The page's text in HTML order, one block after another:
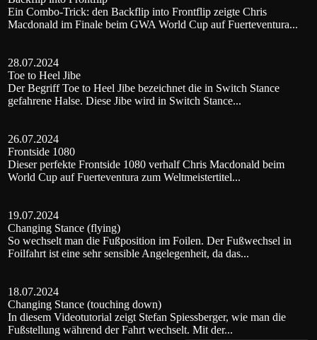
Ein Combo-Trick: den Backflip into Frontflip zeigte Chris
Macdonald im Finale beim GWA World Cup auf Fuerteventura...
28.07.2024
Toe to Heel Jibe
Der Begriff Toe to Heel Jibe bezeichnet die in Switch Stance
gefahrene Halse. Diese Jibe wird in Switch Stance...
26.07.2024
Frontside 1080
Dieser perfekte Frontside 1080 verhalf Chris Macdonald beim
World Cup auf Fuerteventura zum Weltmeistertitel...
19.07.2024
Changing Stance (flying)
So wechselt man die Fußposition im Foilen. Der Fußwechsel in
Foilfahrt ist eine sehr sensible Angelegenheit, da das...
18.07.2024
Changing Stance (touching down)
In diesem Videotutorial zeigt Stefan Spiessberger, wie man die
Fußstellung während der Fahrt wechselt. Mit der...